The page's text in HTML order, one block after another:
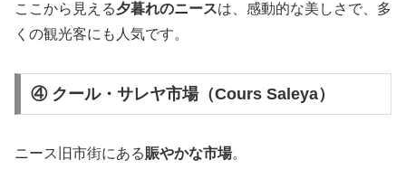
ここから見える夕暮れのニースは、感動的な美しさで、多
くの観光客にも人気です。
④ クール・サレヤ市場（Cours Saleya）
ニース旧市街にある賑やかな市場。